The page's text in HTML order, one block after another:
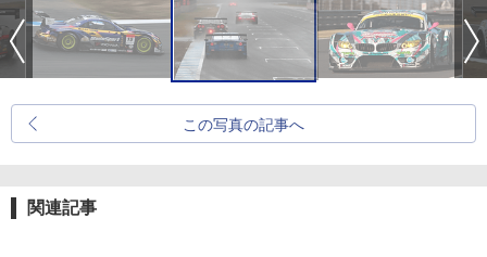
この写真の記事へ
関連記事